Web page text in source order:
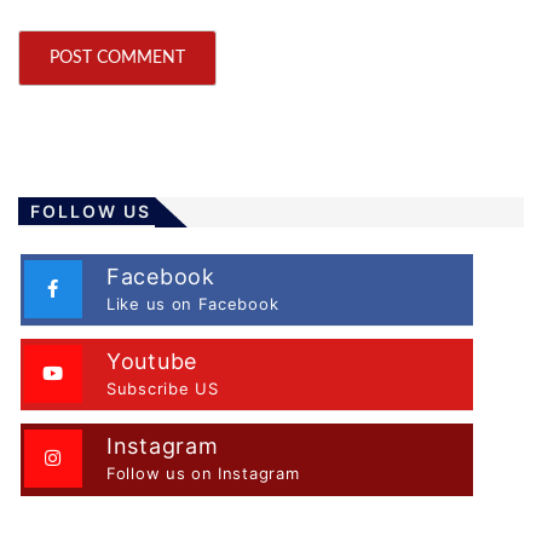
FOLLOW US
Facebook
Like us on Facebook
Youtube
Subscribe US
Instagram
Follow us on Instagram